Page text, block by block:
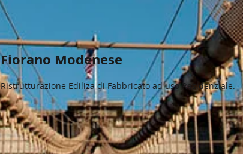
Fiorano Modenese
Ristrutturazione Ediliza di Fabbricato ad uso Residenziale.